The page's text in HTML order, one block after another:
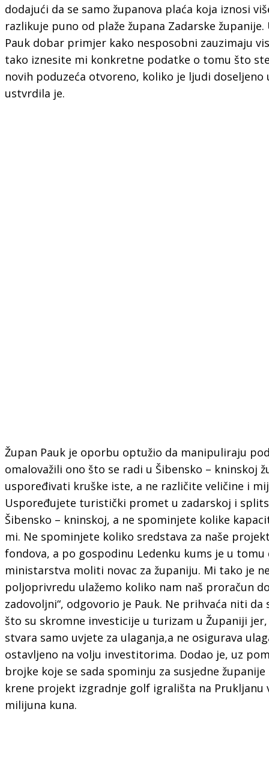
dodajući da se samo županova plaća koja iznosi
razlikuje puno od plaže župana Zadarske
Pauk dobar primjer kako nesposobni zauzimaju
tako iznesite mi konkretne podatke o tomu što
novih poduzeća otvoreno, koliko je ljudi doseljeno
ustvrdila je.
Župan Pauk je oporbu optužio da manipuliraju
omalovažili ono što se radi u Šibensko – kninskoj
uspoređivati kruške iste, a ne različite veličine i
Uspoređujete turistički promet u zadarskoj i
Šibensko – kninskoj, a ne spominjete kolike
mi. Ne spominjete koliko sredstava za naše
fondova, a po gospodinu Ledenku kums je u tomu
ministarstva moliti novac za županiju. Mi tako je
poljoprivredu ulažemo koliko nam naš proračun
zadovoljni“, odgovorio je Pauk. Ne prihvaća niti da
što su skromne investicije u turizam u Županiji jer,
stvara samo uvjete za ulaganja,a ne osigurava
ostavljeno na volju investitorima. Dodao je, uz
brojke koje se sada spominju za susjedne
krene projekt izgradnje golf igrališta na Prukljanu
milijuna kuna.